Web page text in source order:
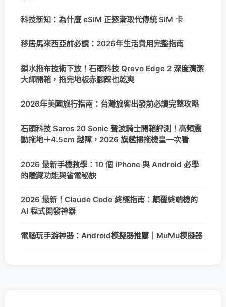
科技新知：為什麼 eSIM 正逐漸取代傳統 SIM 卡
移居馬來西亞前必讀：2026年生活費用完整指南
鎖水拖布技術下放！石頭科技 Qrevo Edge 2 深度清潔
大師開箱，拖完地板赤腳踩也乾爽
2026年美國旅行指南：台灣旅客出發前必讀完整攻略
石頭科技 Saros 20 Sonic 聲波騎士開箱評測！高頻震
動拖地＋4.5cm 越障，2026 旗艦掃拖機皇一次看
2026 最新手機教學：10 個 iPhone 與 Android 必學
的隱藏功能與省電秘訣
2026 最新！Claude Code 終極指南：顛覆終端機的
AI 程式開發神器
電腦玩手游神器：Android模擬器推薦｜MuMu模擬器